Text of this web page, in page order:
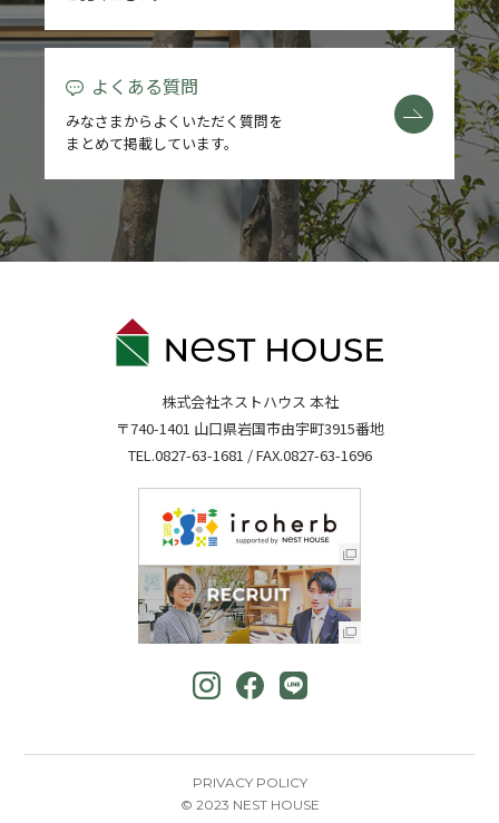
モデルハウス来場予約
リフォームのお問い合わせ
よくある質問
みなさまからよくいただく質問を
まとめて掲載しています。
株式会社ネストハウス 本社
〒740-1401 山口県岩国市由宇町3915番地
TEL.0827-63-1681 / FAX.0827-63-1696
PRIVACY POLICY
© 2023 NEST HOUSE